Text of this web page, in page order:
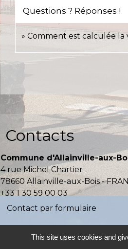
Questions ? Réponses !
Comment est calculée la
Contacts
Commune d'Allainville-aux-
4 rue Michel Chartier
78660 Allainville-aux-Bois -
+33 1 30 59 00 03
Contact par formulaire
This site uses cookies and